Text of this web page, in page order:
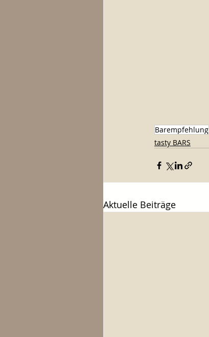
Barempfehlung
tasty BARS
Aktuelle Beiträge